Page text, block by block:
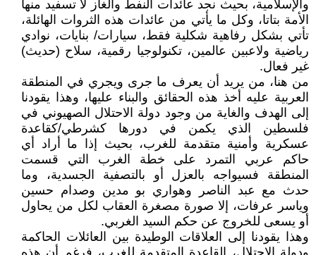
والإسلامية، بحيث نجد عائدات النفط والغاز لا تسفيد منها
الأمة بتاتا، وكل ما يأتي من عائدات هذه الثروات الهائلة،
تأتي بشكل رفاهية شكلية فقط، سيارات/ بنايات، نوادي
رياضية ولاعبين عالمين، تكنولوجيا رقمية، سلاح (حديث)
غير فعال.
من هنا، من يريد أن يعرف ما جرى ويجري في المنطقة
العربية عليه أخذ هذه الحقائق والبناء عليها، وهذا يقودنا
إلى الهدف والغاية من وجود دولة الاحتلال الصهيوني في
فلسطين الذي يكمن في دورها كشرطي/كقاعدة
عسكرية وأمنية متقدمة للغرب، بحيث إذا ما أراد أي
حاكم عربي التمرد على خطة الغرب التي قسمت
المنطقة فسيواجه بالعزل أو بالتصفية الجسدية، وما
حدث مع عبد الناصر وهواري بو مدين وصدام حسين
وياسر عرفات، إلا صورة مصغرة العقاب لكل من يحاول
أو يسعى للخروج عن حكم السيد الغربي.
وهذا يقودنا إلى العلاقات الوطيدة بين العائلات الحاكمة